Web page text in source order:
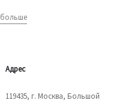
Адрес
119435, г. Москва, Большой